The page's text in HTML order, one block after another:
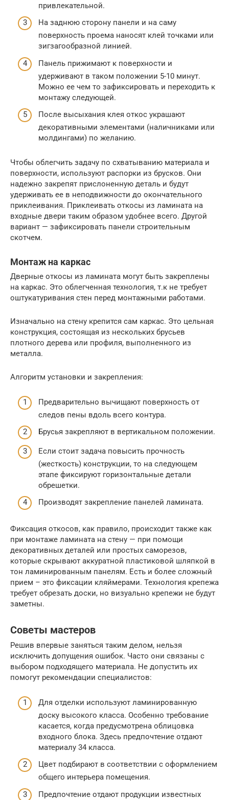
привлекательной.
На заднюю сторону панели и на саму
поверхность проема наносят клей точками или
зигзагообразной линией.
Панель прижимают к поверхности и
удерживают в таком положении 5-10 минут.
Можно ее чем то зафиксировать и переходить к
монтажу следующей.
После высыхания клея откос украшают
декоративными элементами (наличниками или
молдингами) по желанию.
Чтобы облегчить задачу по схватыванию материала и
поверхности, используют распорки из брусков. Они
надежно закрепят прислоненную деталь и будут
удерживать ее в неподвижности до окончательного
приклеивания. Приклеивать откосы из ламината на
входные двери таким образом удобнее всего. Другой
вариант — зафиксировать панели строительным
скотчем.
Монтаж на каркас
Дверные откосы из ламината могут быть закреплены
на каркас. Это облегченная технология, т.к не требует
оштукатуривания стен перед монтажными работами.
Изначально на стену крепится сам каркас. Это цельная
конструкция, состоящая из нескольких брусьев
плотного дерева или профиля, выполненного из
металла.
Алгоритм установки и закрепления:
Предварительно вычищают поверхность от
следов пены вдоль всего контура.
Брусья закрепляют в вертикальном положении.
Если стоит задача повысить прочность
(жесткость) конструкции, то на следующем
этапе фиксируют горизонтальные детали
обрешетки.
Производят закрепление панелей ламината.
Фиксация откосов, как правило, происходит также как
при монтаже ламината на стену — при помощи
декоративных деталей или простых саморезов,
которые скрывают аккуратной пластиковой шляпкой в
тон ламинированным панелям. Есть и более сложный
прием – это фиксации кляймерами. Технология крепежа
требует обрезать доски, но визуально крепежи не будут
заметны.
Советы мастеров
Решив впервые заняться таким делом, нельзя
исключить допущения ошибок. Часто они связаны с
выбором подходящего материала. Не допустить их
помогут рекомендации специалистов:
Для отделки используют ламинированную
доску высокого класса. Особенно требование
касается, когда предусмотрена облицовка
входного блока. Здесь предпочтение отдают
материалу 34 класса.
Цвет подбирают в соответствии с оформлением
общего интерьера помещения.
Предпочтение отдают продукции известных